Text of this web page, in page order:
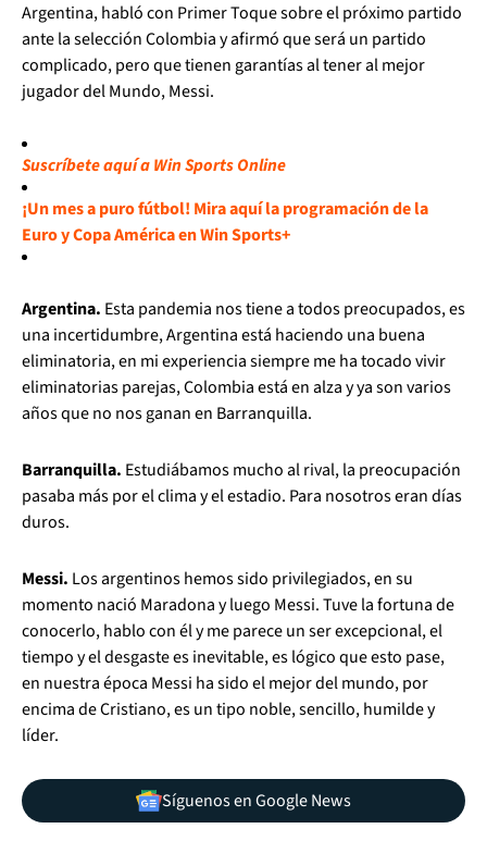
Argentina, habló con Primer Toque sobre el próximo partido
ante la selección Colombia y afirmó que será un partido
complicado, pero que tienen garantías al tener al mejor
jugador del Mundo, Messi.
Suscríbete aquí a Win Sports Online
¡Un mes a puro fútbol! Mira aquí la programación de la
Euro y Copa América en Win Sports+
Argentina. Esta pandemia nos tiene a todos preocupados, es
una incertidumbre, Argentina está haciendo una buena
eliminatoria, en mi experiencia siempre me ha tocado vivir
eliminatorias parejas, Colombia está en alza y ya son varios
años que no nos ganan en Barranquilla.
Barranquilla. Estudiábamos mucho al rival, la preocupación
pasaba más por el clima y el estadio. Para nosotros eran días
duros.
Messi. Los argentinos hemos sido privilegiados, en su
momento nació Maradona y luego Messi. Tuve la fortuna de
conocerlo, hablo con él y me parece un ser excepcional, el
tiempo y el desgaste es inevitable, es lógico que esto pase,
en nuestra época Messi ha sido el mejor del mundo, por
encima de Cristiano, es un tipo noble, sencillo, humilde y
líder.
Síguenos en Google News